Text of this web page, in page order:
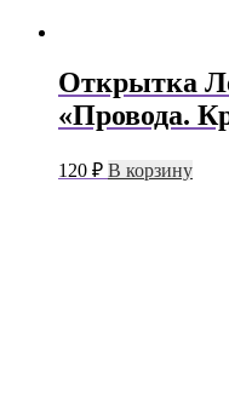
Открытка
«Провода.
120 ₽ В корзину